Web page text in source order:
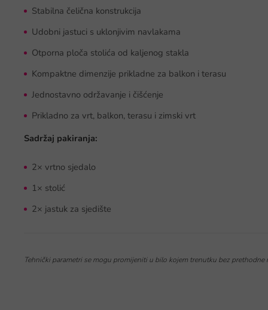
Stabilna čelična konstrukcija
Udobni jastuci s uklonjivim navlakama
Otporna ploča stolića od kaljenog stakla
Kompaktne dimenzije prikladne za balkon i terasu
Jednostavno održavanje i čišćenje
Prikladno za vrt, balkon, terasu i zimski vrt
Sadržaj pakiranja:
2× vrtno sjedalo
1× stolić
2× jastuk za sjedište
Tehnički parametri se mogu promijeniti u bilo kojem trenutku bez prethodne